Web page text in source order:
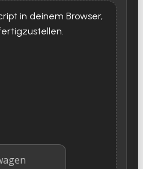
in deinem Browser,